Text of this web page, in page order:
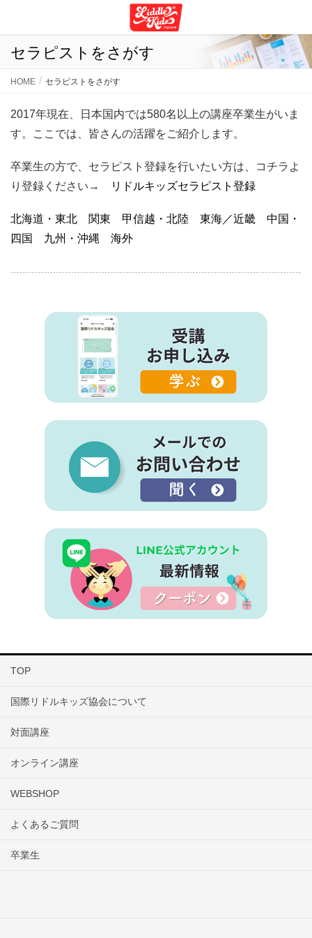
セラピストをさがす
HOME セラピストをさがす
2017年現在、日本国内では580名以上の講座卒業生がいま
す。ここでは、皆さんの活躍をご紹介します。
卒業生の方で、セラピスト登録を行いたい方は、コチラよ
り登録ください→
リドルキッズセラピスト登録
北海道・東北 関東 甲信越・北陸 東海／近畿
中国・
四国
九州・沖縄 海外
TOP
国際リドルキッズ協会について
対面講座
オンライン講座
WEBSHOP
よくあるご質問
卒業生